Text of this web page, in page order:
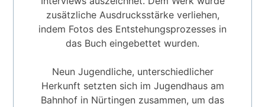
zusätzliche Ausdrucksstärke verliehen,
indem Fotos des Entstehungsprozesses in
das Buch eingebettet wurden.
Neun Jugendliche, unterschiedlicher
Herkunft setzten sich im Jugendhaus am
Bahnhof in Nürtingen zusammen, um das